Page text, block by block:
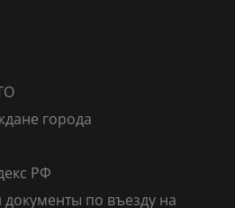
города
РФ
по въезду на